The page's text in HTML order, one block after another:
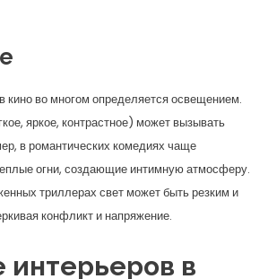
кино во многом определяется освещением.
яркое, контрастное) может вызывать
в романтических комедиях чаще
огни, создающие интимную атмосферу.
триллерах свет может быть резким и
конфликт и напряжение.
интерьеров в